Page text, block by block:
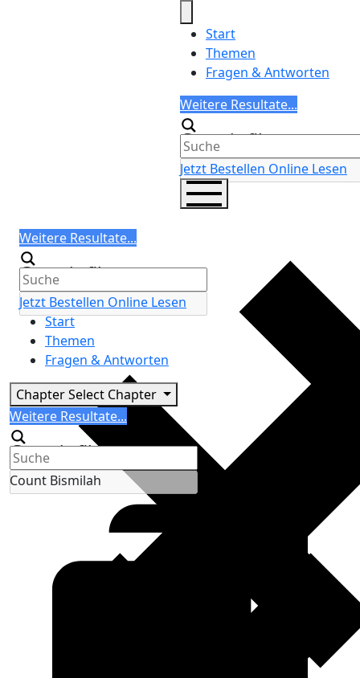
Start
Themen
Fragen & Antworten
Search
Weitere Resultate...
Generic filters
Jetzt Bestellen Online Lesen
Search
Weitere Resultate...
Generic filters
Jetzt Bestellen Online Lesen
Start
Themen
Fragen & Antworten
ChapterSelect Chapter
Search
Weitere Resultate...
Generic filters
Count Bismilah